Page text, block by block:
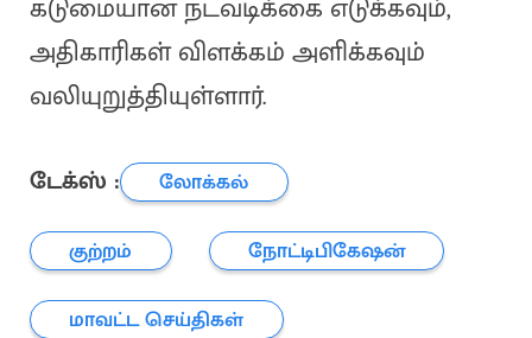
கடுமையான நடவடிக்கை எடுக்கவும்,
அதிகாரிகள் விளக்கம் அளிக்கவும்
வலியுறுத்தியுள்ளார்.
டேக்ஸ் :
லோக்கல்
குற்றம்
நோட்டிபிகேஷன்
மாவட்ட செய்திகள்